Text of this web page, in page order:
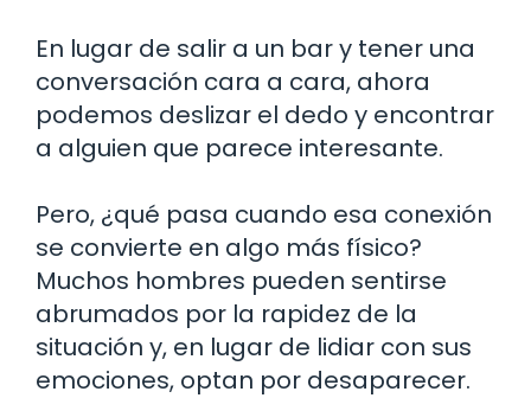
En lugar de salir a un bar y tener una
conversación cara a cara, ahora
podemos deslizar el dedo y encontrar
a alguien que parece interesante.
Pero, ¿qué pasa cuando esa conexión
se convierte en algo más físico?
Muchos hombres pueden sentirse
abrumados por la rapidez de la
situación y, en lugar de lidiar con sus
emociones, optan por desaparecer.